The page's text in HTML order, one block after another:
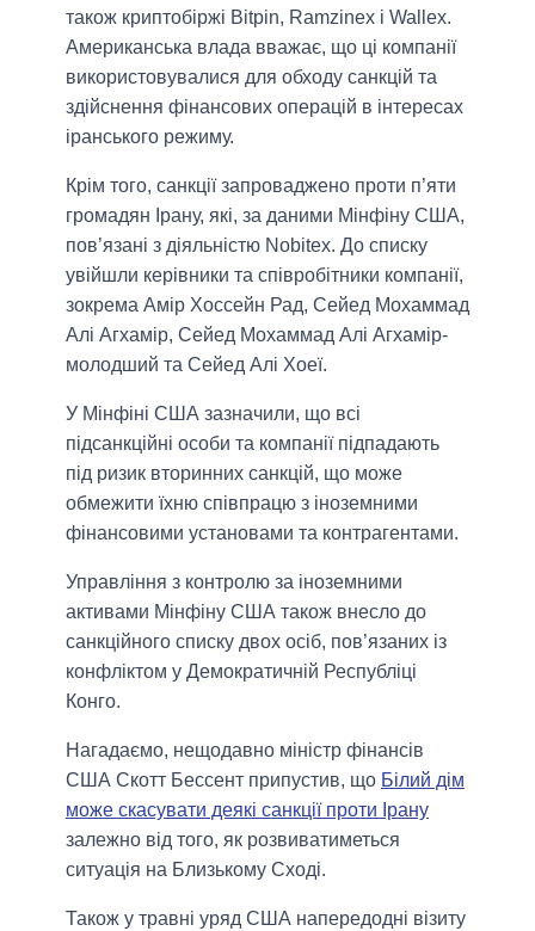
також криптобіржі Bitpin, Ramzinex і Wallex.
Американська влада вважає, що ці компанії
використовувалися для обходу санкцій та
здійснення фінансових операцій в інтересах
іранського режиму.
Крім того, санкції запроваджено проти п’яти
громадян Ірану, які, за даними Мінфіну США,
пов’язані з діяльністю Nobitex. До списку
увійшли керівники та співробітники компанії,
зокрема Амір Хоссейн Рад, Сейед Мохаммад
Алі Агхамір, Сейед Мохаммад Алі Агхамір-
молодший та Сейед Алі Хоеї.
У Мінфіні США зазначили, що всі
підсанкційні особи та компанії підпадають
під ризик вторинних санкцій, що може
обмежити їхню співпрацю з іноземними
фінансовими установами та контрагентами.
Управління з контролю за іноземними
активами Мінфіну США також внесло до
санкційного списку двох осіб, пов’язаних із
конфліктом у Демократичній Республіці
Конго.
Нагадаємо, нещодавно міністр фінансів
США Скотт Бессент припустив, що Білий дім
може скасувати деякі санкції проти Ірану
залежно від того, як розвиватиметься
ситуація на Близькому Сході.
Також у травні уряд США напередодні візиту